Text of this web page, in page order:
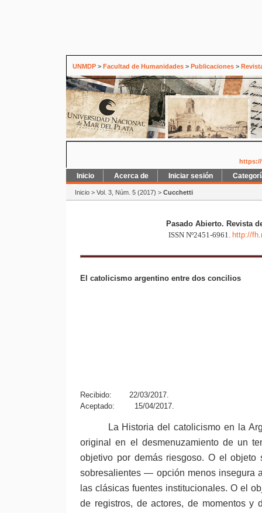
UNMDP > Facultad de Humanidades > Publicaciones >
Inicio Acerca de Iniciar sesión
Inicio >Vol. 3, Núm. 5 (2017) >Cucchetti
Pasado Abierto. Revista
ISSN Nº2451-6961. http://
El catolicismo argentino entre dos concilios
Recibido:
22/03/2017.
Aceptado:
15/04/2017.
La Historia del catolicismo en la
original en el desmenuzamiento de un
objetivo por demás riesgoso. O el
sobresalientes — opción menos insegura
las clásicas fuentes institucionales. O el
de registros, de actores, de momentos y